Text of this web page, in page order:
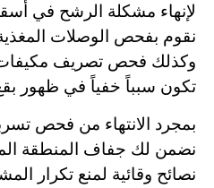
لإنهاء مشكلة الرشح في
نقوم بفحص الوصلات
وكذلك فحص تصريف مكيفات
تكون سبباً خفياً في ظهور
بمجرد الانتهاء من فحص
نضمن لك جفاف المنطقة
نصائح وقائية لمنع تكرار